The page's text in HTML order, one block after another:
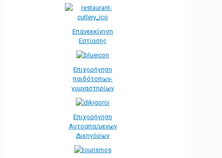
Επανεκκίνηση
Εστίασης
Επιχορήγηση
παιδότοπων-
γυμναστηρίων
Επιχορήγηση
Αυτοαπα/μενων
Δικηγόρων